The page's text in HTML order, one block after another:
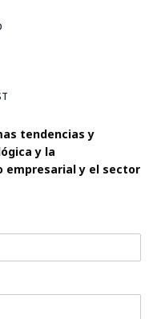
tendencias y
y la
y el sector